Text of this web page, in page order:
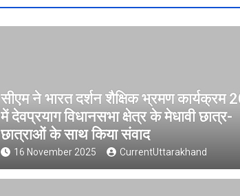
सीएम ने भारत दर्शन शैक्षिक भ्रमण कार्यक्रम
में देवप्रयाग विधानसभा क्षेत्र के मेधावी छात्र-
छात्राओं के साथ किया संवाद
16 November 2025 CurrentUttarakhand